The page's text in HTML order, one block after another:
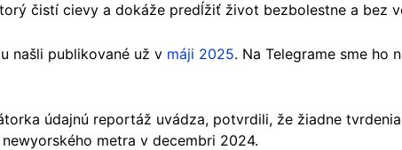
čistí cievy a dokáže predĺžiť život bezbolestne a bez
našli publikované už v máji 2025. Na Telegrame sme ho
údajnú reportáž uvádza, potvrdili, že žiadne
metra v decembri 2024.